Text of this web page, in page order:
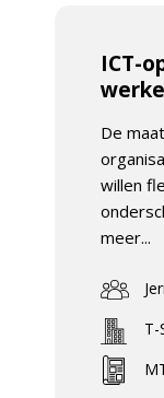
ICT-
De
willen
meer...
T-